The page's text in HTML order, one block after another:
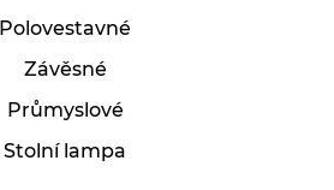
Polovestavné
Závěsné
Průmyslové
Stolní lampa